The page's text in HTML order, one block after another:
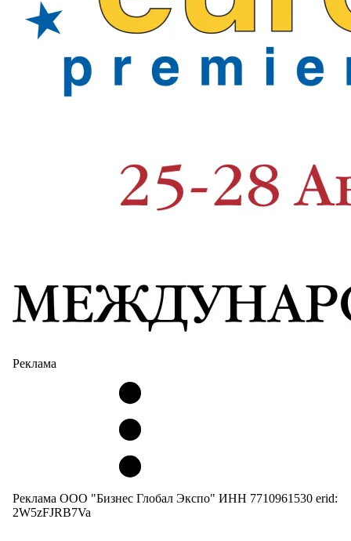
Реклама
Реклама ООО "Бизнес Глобал Экспо" ИНН 7710961530 erid:
2W5zFJRB7Va